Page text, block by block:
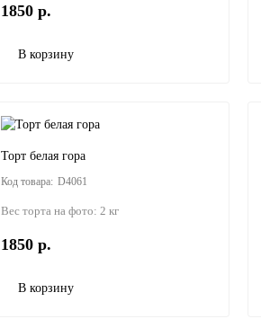
1850 р.
В корзину
Торт белая гора
D4061
Вес торта на фото: 2 кг
1850 р.
В корзину